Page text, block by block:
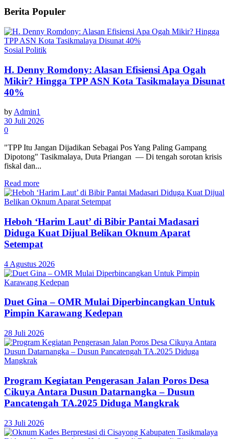
Berita Populer
Sosial Politik
H. Denny Romdony: Alasan Efisiensi Apa Ogah
Mikir? Hingga TPP ASN Kota Tasikmalaya Disunat
40%
by Admin1
30 Juli 2026
0
"TPP Itu Jangan Dijadikan Sebagai Pos Yang Paling Gampang
Dipotong" Tasikmalaya, Duta Priangan — Di tengah sorotan krisis
fiskal dan...
Read more
Heboh ‘Harim Laut’ di Bibir Pantai Madasari
Diduga Kuat Dijual Belikan Oknum Aparat
Setempat
4 Agustus 2026
Duet Gina – OMR Mulai Diperbincangkan Untuk
Pimpin Karawang Kedepan
28 Juli 2026
Program Kegiatan Pengerasan Jalan Poros Desa
Cikuya Antara Dusun Datarnangka – Dusun
Pancatengah TA.2025 Diduga Mangkrak
23 Juli 2026